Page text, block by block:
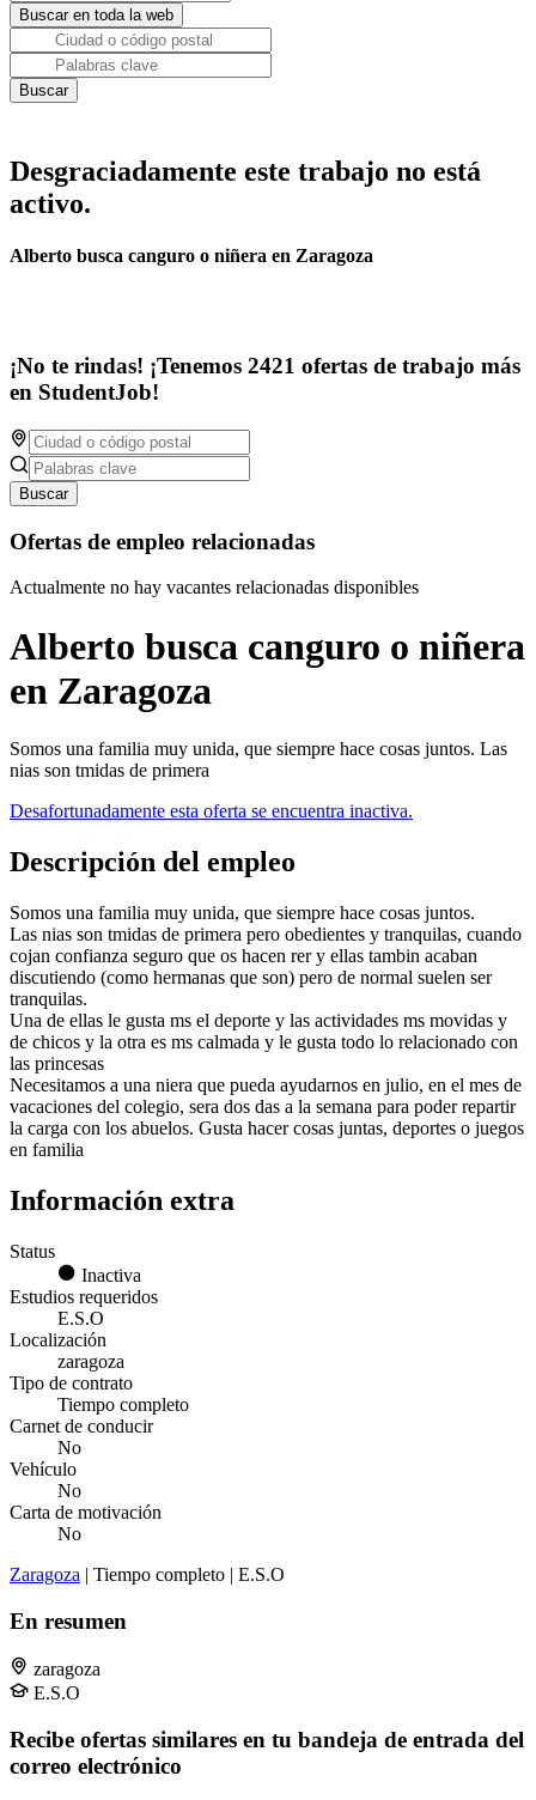
Desgraciadamente este trabajo no está
activo.
Alberto busca canguro o niñera en Zaragoza
¡No te rindas! ¡Tenemos 2421 ofertas de trabajo más
en StudentJob!
Buscar
Ofertas de empleo relacionadas
Actualmente no hay vacantes relacionadas disponibles
Alberto busca canguro o niñera
en Zaragoza
Somos una familia muy unida, que siempre hace cosas juntos. Las
nias son tmidas de primera
Desafortunadamente esta oferta se encuentra inactiva.
Descripción del empleo
Somos una familia muy unida, que siempre hace cosas juntos.
Las nias son tmidas de primera pero obedientes y tranquilas, cuando
cojan confianza seguro que os hacen rer y ellas tambin acaban
discutiendo (como hermanas que son) pero de normal suelen ser
tranquilas.
Una de ellas le gusta ms el deporte y las actividades ms movidas y
de chicos y la otra es ms calmada y le gusta todo lo relacionado con
las princesas
Necesitamos a una niera que pueda ayudarnos en julio, en el mes de
vacaciones del colegio, sera dos das a la semana para poder repartir
la carga con los abuelos. Gusta hacer cosas juntas, deportes o juegos
en familia
Información extra
Status
Inactiva
Estudios requeridos
E.S.O
Localización
zaragoza
Tipo de contrato
Tiempo completo
Carnet de conducir
No
Vehículo
No
Carta de motivación
No
Zaragoza | Tiempo completo | E.S.O
En resumen
zaragoza
E.S.O
Recibe ofertas similares en tu bandeja de entrada del
correo electrónico